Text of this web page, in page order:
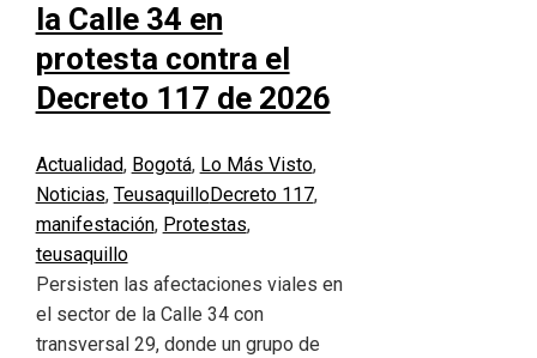
la Calle 34 en
protesta contra el
Decreto 117 de 2026
Actualidad, Bogotá, Lo Más Visto,
Noticias, TeusaquilloDecreto 117,
manifestación, Protestas,
teusaquillo
Persisten las afectaciones viales en
el sector de la Calle 34 con
transversal 29, donde un grupo de